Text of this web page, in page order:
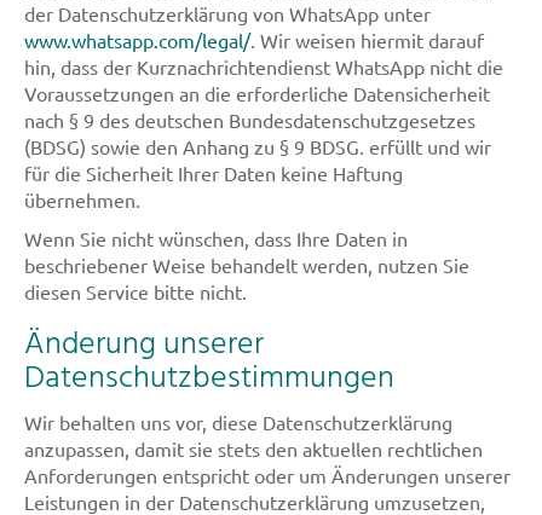
der Datenschutzerklärung von WhatsApp unter
www.whatsapp.com/legal/. Wir weisen hiermit darauf
hin, dass der Kurznachrichtendienst WhatsApp nicht die
Voraussetzungen an die erforderliche Datensicherheit
nach § 9 des deutschen Bundesdatenschutzgesetzes
(BDSG) sowie den Anhang zu § 9 BDSG. erfüllt und wir
für die Sicherheit Ihrer Daten keine Haftung
übernehmen.
Wenn Sie nicht wünschen, dass Ihre Daten in
beschriebener Weise behandelt werden, nutzen Sie
diesen Service bitte nicht.
Änderung unserer
Datenschutzbestimmungen
Wir behalten uns vor, diese Datenschutzerklärung
anzupassen, damit sie stets den aktuellen rechtlichen
Anforderungen entspricht oder um Änderungen unserer
Leistungen in der Datenschutzerklärung umzusetzen,